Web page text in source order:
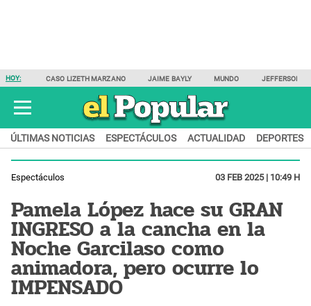
HOY: CASO LIZETH MARZANO JAIME BAYLY MUNDO JEFFERSON
ÚLTIMAS NOTICIAS ESPECTÁCULOS ACTUALIDAD DEPORTES
Espectáculos 03 FEB 2025 | 10:49 H
Pamela López hace su GRAN
INGRESO a la cancha en la
Noche Garcilaso como
animadora, pero ocurre lo
IMPENSADO